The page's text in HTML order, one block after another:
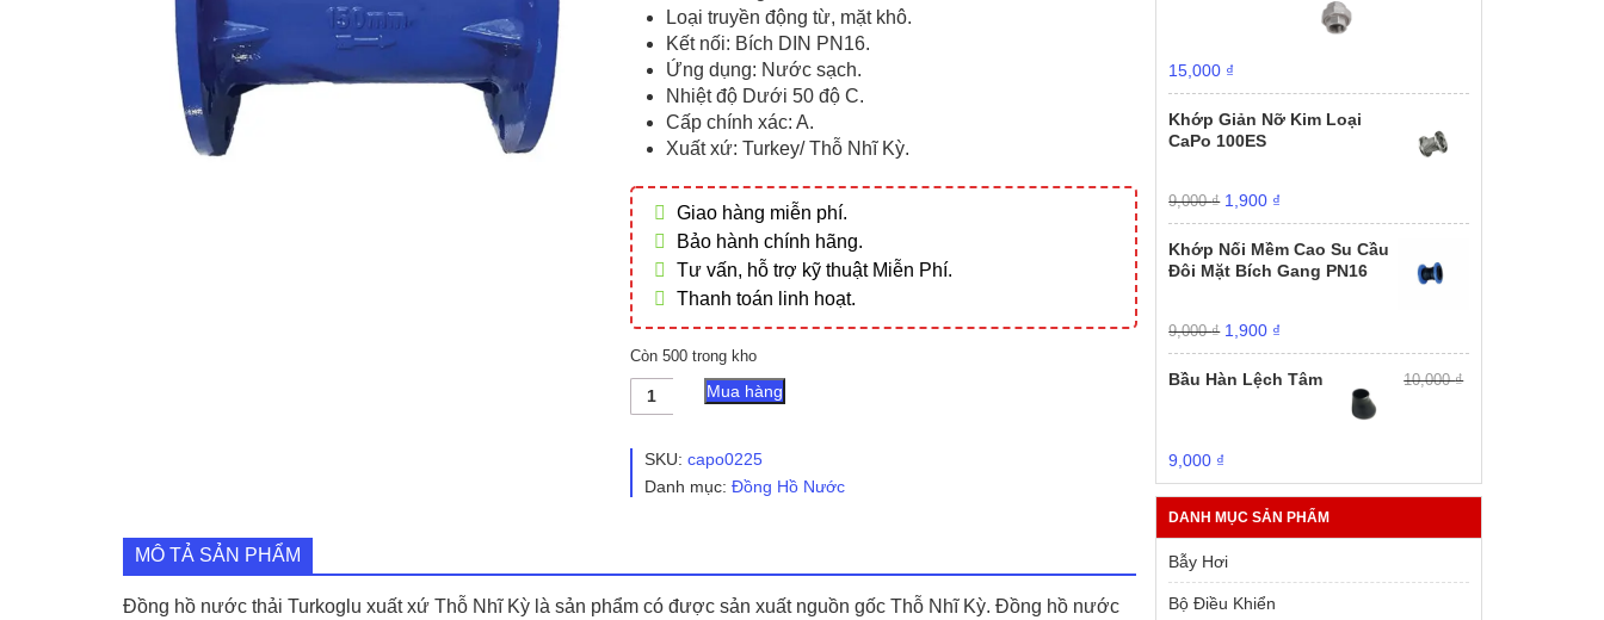
Loại truyền động từ, mặt khô.
Kết nối: Bích DIN PN16.
Ứng dụng: Nước sạch.
Nhiệt độ Dưới 50 độ C.
Cấp chính xác: A.
Xuất xứ: Turkey/ Thỗ Nhĩ Kỳ.
Giao hàng miễn phí.
Bảo hành chính hãng.
Tư vấn, hỗ trợ kỹ thuật Miễn Phí.
Thanh toán linh hoạt.
Còn 500 trong kho
Đồng
Thải
Dạng
lượng
Mua hàng
SKU: capo0225
Danh mục: Đồng Hồ Nước
MÔ TẢ SẢN PHẨM
Đồng hồ nước thải Turkoglu xuất xứ Thỗ Nhĩ Kỳ là sản phẩm có được sản xuất nguồn gốc Thỗ Nhĩ Kỳ. Đồng hồ nước
1,000 ₫.
Giá
gốc
là:
20,000 ₫.
15,000 ₫
hiện
tại
là:
Khớp Giản Nỡ Kim Loại
CaPo 100ES
9,000₫ Giá
gốc
là:
9,000 ₫.
1,900 ₫
hiện
tại
là:
1,900 ₫.
Khớp Nối Mềm Cao Su Cầu
Đôi Mặt Bích Gang PN16
9,000₫ Giá
gốc
9,000 ₫.
1,900 ₫
hiện
tại
Bầu Hàn Lệch Tâm 10,000₫
Giá
gốc
là:
10,000 ₫.
9,000 ₫
hiện
tại
là:
9,000 ₫.
DANH MỤC SẢN PHẨM
Bẫy Hơi
Bộ Điều Khiển